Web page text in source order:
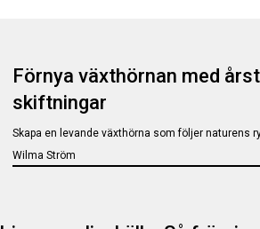
Förnya växthörnan med
skiftningar
Skapa en levande växthörna som följer naturens
Wilma Ström